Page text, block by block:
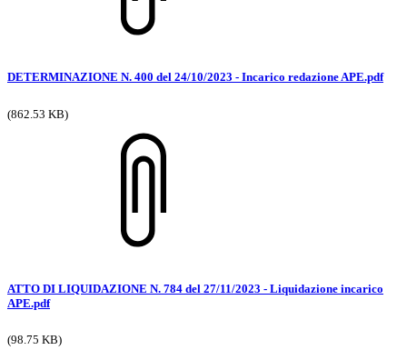
DETERMINAZIONE N. 400 del 24/10/2023 - Incarico redazione APE.pdf
(862.53 KB)
ATTO DI LIQUIDAZIONE N. 784 del 27/11/2023 - Liquidazione incarico
APE.pdf
(98.75 KB)